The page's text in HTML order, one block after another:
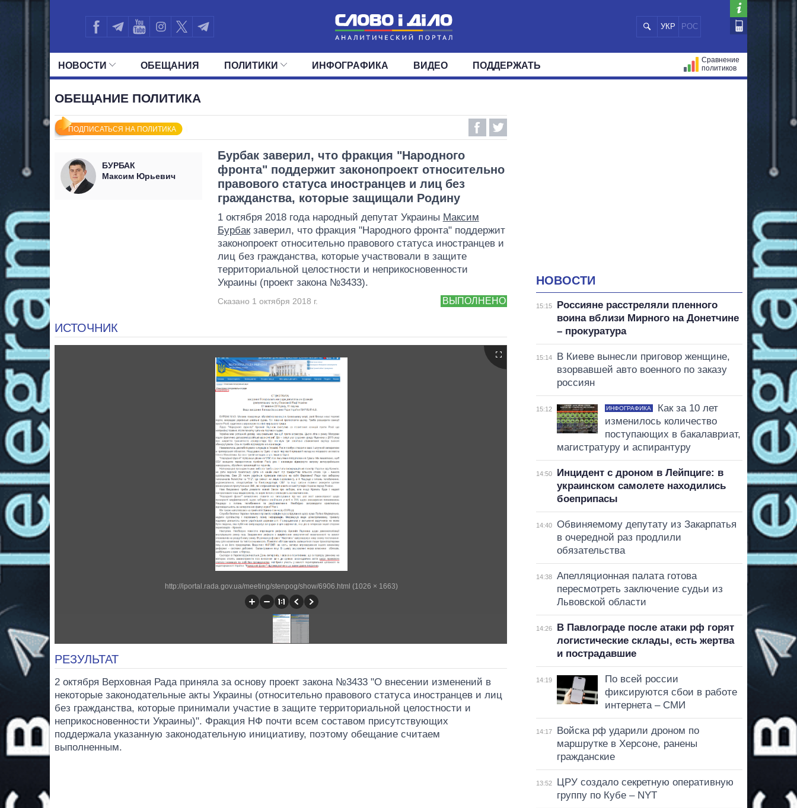
УКР РОС
НОВОСТИ
МИР
ОБЕЩАНИЯ ПОЛИТИКИ
ОКРУГА
ИНФОГРАФИКА ВИДЕО ПОДДЕРЖАТЬ
Сравнение
политиков
ОБЕЩАНИЕ ПОЛИТИКА
ПОДПИСАТЬСЯ НА ПОЛИТИКА
БУРБАК
Максим Юрьевич
Бурбак заверил, что фракция "Народного
фронта" поддержит законопроект относительно
правового статуса иностранцев и лиц без
гражданства, которые защищали Родину
1 октября 2018 года народный депутат Украины Максим
Бурбакзаверил, что фракция "Народного фронта" поддержит
законопроект относительно правового статуса иностранцев и
лиц без гражданства, которые участвовали в защите
территориальной целостности и неприкосновенности
Украины (проект закона №3433).
ВЫПОЛНЕНО
Сказано 1 октября 2018 г.
ИСТОЧНИК
http://iportal.rada.gov.ua/meeting/stenpog/show/6906.html (1026 × 1663)
РЕЗУЛЬТАТ
2 октября Верховная Рада приняла за основу проект закона №3433 "О внесении изменений в
некоторые законодательные акты Украины (относительно правового статуса иностранцев и лиц
без гражданства, которые принимали участие в защите территориальной целостности и
неприкосновенности Украины)". Фракция НФ почти всем составом присутствующих
поддержала указанную законодательную инициативу, поэтому обещание считаем
выполненным.
НОВОСТИ
15:15
Россияне расстреляли пленного
воина вблизи Мирного на Донетчине
– прокуратура
15:14
В Киеве вынесли приговор женщине,
взорвавшей авто военного по заказу
россиян
15:12 ИНФОГРАФИКА
Как за 10 лет
изменилось количество
поступающих в бакалавриат,
магистратуру и аспирантуру
14:50
Инцидент с дроном в Лейпциге: в
украинском самолете находились
боеприпасы
14:40
Обвиняемому депутату из Закарпатья
в очередной раз продлили
обязательства
14:38
Апелляционная палата готова
пересмотреть заключение судьи из
Львовской области
14:26
В Павлограде после атаки рф горят
логистические склады, есть жертва
и пострадавшие
14:19
По всей россии
фиксируются сбои в работе
интернета – СМИ
14:17
Войска рф ударили дроном по
маршрутке в Херсоне, ранены
гражданские
13:52
ЦРУ создало секретную оперативную
группу по Кубе – NYT